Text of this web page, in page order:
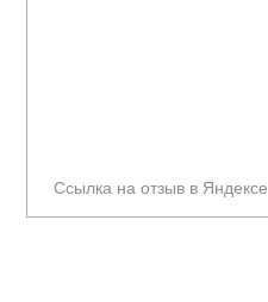
Ссылка на отзыв в Яндексе